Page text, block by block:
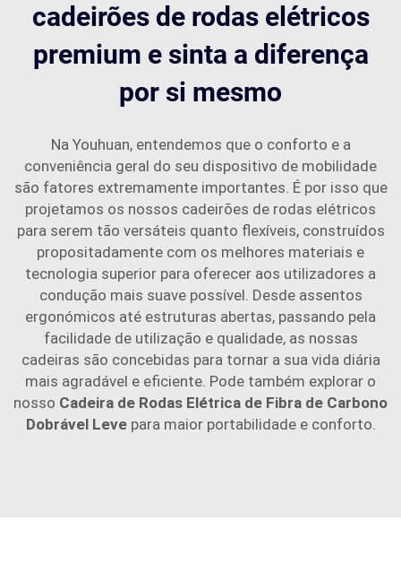
cadeirões de rodas elétricos
premium e sinta a diferença
por si mesmo
Na Youhuan, entendemos que o conforto e a
conveniência geral do seu dispositivo de mobilidade
são fatores extremamente importantes. É por isso que
projetamos os nossos cadeirões de rodas elétricos
para serem tão versáteis quanto flexíveis, construídos
propositadamente com os melhores materiais e
tecnologia superior para oferecer aos utilizadores a
condução mais suave possível. Desde assentos
ergonómicos até estruturas abertas, passando pela
facilidade de utilização e qualidade, as nossas
cadeiras são concebidas para tornar a sua vida diária
mais agradável e eficiente. Pode também explorar o
nosso Cadeira de Rodas Elétrica de Fibra de Carbono
Dobrável Leve para maior portabilidade e conforto.